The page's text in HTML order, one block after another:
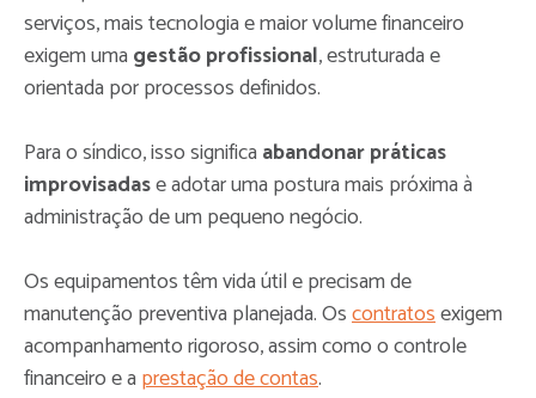
serviços, mais tecnologia e maior volume financeiro
exigem uma gestão profissional, estruturada e
orientada por processos definidos.
Para o síndico, isso significa abandonar práticas
improvisadase adotar uma postura mais próxima à
administração de um pequeno negócio.
Os equipamentos têm vida útil e precisam de
manutenção preventiva planejada. Oscontratosexigem
acompanhamento rigoroso, assim como o controle
financeiro e a prestação de contas.